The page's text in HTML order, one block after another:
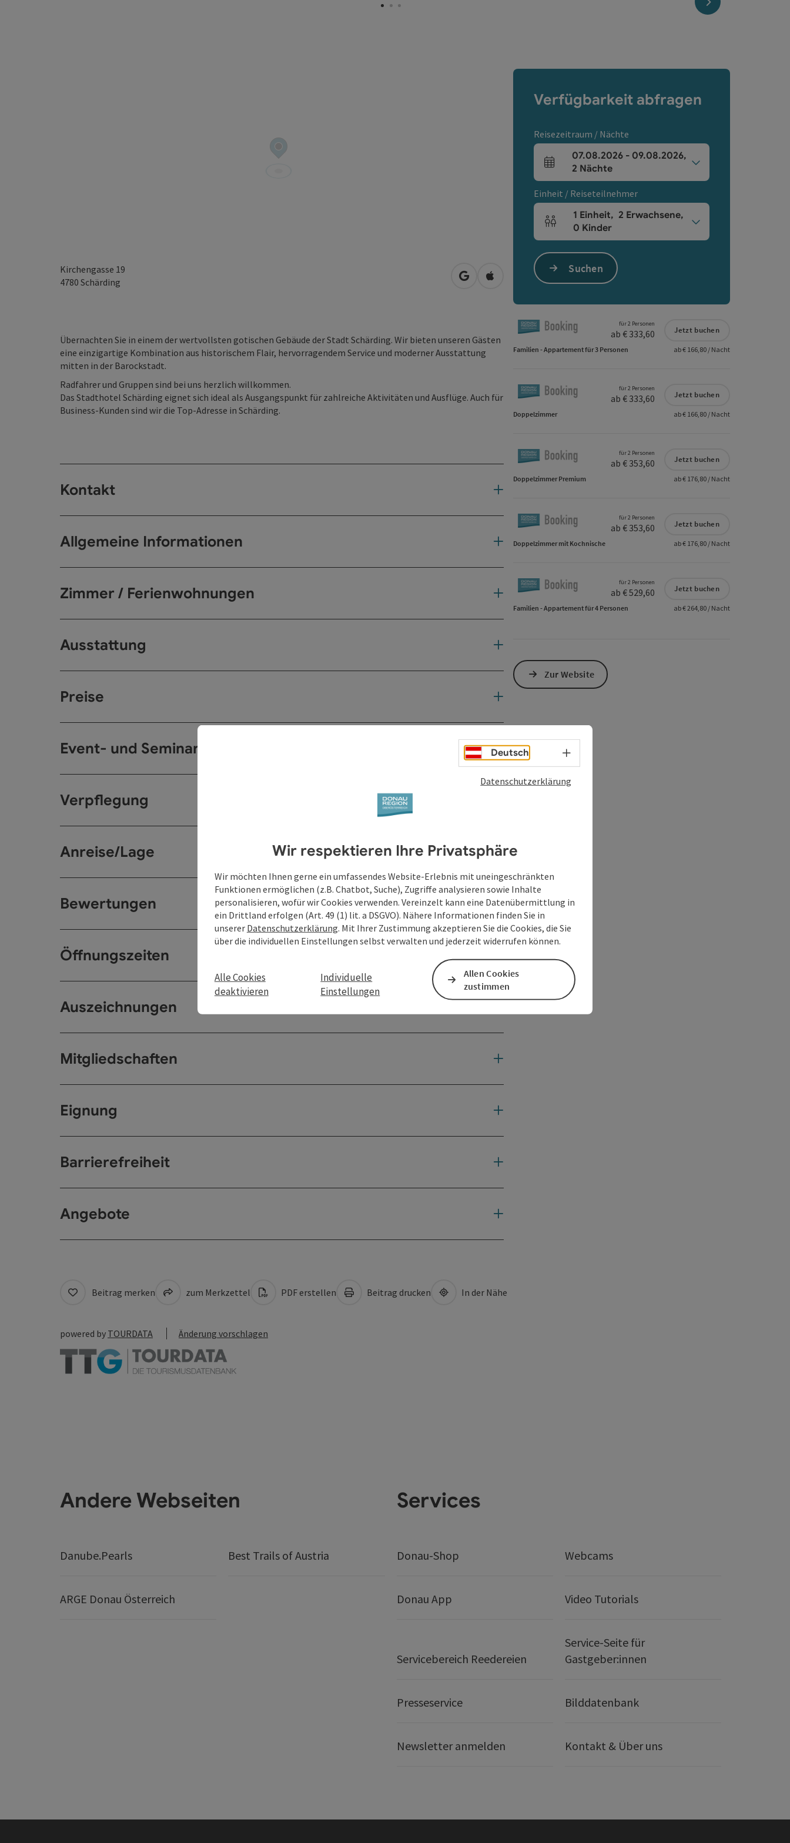
Kirchengasse 19
4780 Schärding in Google Maps öffnen
in Apple Maps öffnen
Übernachten Sie in einem der wertvollsten gotischen Gebäude der Stadt Schärding. Wir bieten unseren Gästen
eine einzigartige Kombination aus historischem Flair, hervorragendem Service und moderner Ausstattung
mitten in der Barockstadt.
Radfahrer und Gruppen sind bei uns herzlich willkommen.
Das Stadthotel Schärding eignet sich ideal als Ausgangspunkt für zahlreiche Aktivitäten und Ausflüge. Auch für
Business-Kunden sind wir die Top-Adresse in Schärding.
Kontakt
Allgemeine Informationen
Zimmer / Ferienwohnungen
Ausstattung
Preise
Event- und Seminarräume
Verpflegung
Anreise/Lage
Bewertungen
Öffnungszeiten
Auszeichnungen
Mitgliedschaften
Eignung
Barrierefreiheit
Angebote
Verfügbarkeit abfragen
Reisezeitraum / Nächte
An- und Abreisefelder
07.08.2026- 09.08.2026,
2 Nächte
Einheit / Reiseteilnehmer
Einheitenanzahl und Personenfelder
1 Einheit, 2 Erwachsene,
0 Kinder
Suchen
für 2 Personen
ab € 333,60 Jetzt buchen
Familien - Appartement für 3 Personen ab € 166,80 / Nacht
für 2 Personen
ab € 333,60 Jetzt buchen
Doppelzimmer ab € 166,80 / Nacht
für 2 Personen
ab € 353,60 Jetzt buchen
Doppelzimmer Premium ab € 176,80 / Nacht
für 2 Personen
ab € 353,60 Jetzt buchen
Doppelzimmer mit Kochnische ab € 176,80 / Nacht
für 2 Personen
ab € 529,60 Jetzt buchen
Familien - Appartement für 4 Personen ab € 264,80 / Nacht
Zur Website
Beitrag merken zum Merkzettel PDF erstellen Beitrag drucken In der Nähe
powered by TOURDATA Änderung vorschlagen
Andere Webseiten
Danube.Pearls Best Trails of Austria
ARGE Donau Österreich
Services
Donau-Shop Webcams
Donau App Video Tutorials
Servicebereich Reedereien
Service-Seite für
Gastgeber:innen
Presseservice Bilddatenbank
Newsletter anmelden Kontakt & Über uns
Deutsch Sprachwahl - Menü öffnen
Datenschutzerklärung
Wir respektieren Ihre Privatsphäre
Wir möchten Ihnen gerne ein umfassendes Website-Erlebnis mit uneingeschränkten
Funktionen ermöglichen (z.B. Chatbot, Suche), Zugriffe analysieren sowie Inhalte
personalisieren, wofür wir Cookies verwenden. Vereinzelt kann eine Datenübermittlung in
ein Drittland erfolgen (Art. 49 (1) lit. a DSGVO). Nähere Informationen finden Sie in
unserer Datenschutzerklärung. Mit Ihrer Zustimmung akzeptieren Sie die Cookies, die Sie
über die individuellen Einstellungen selbst verwalten und jederzeit widerrufen können.
Alle Cookies
deaktivieren
Individuelle
Einstellungen
Allen Cookies
zustimmen